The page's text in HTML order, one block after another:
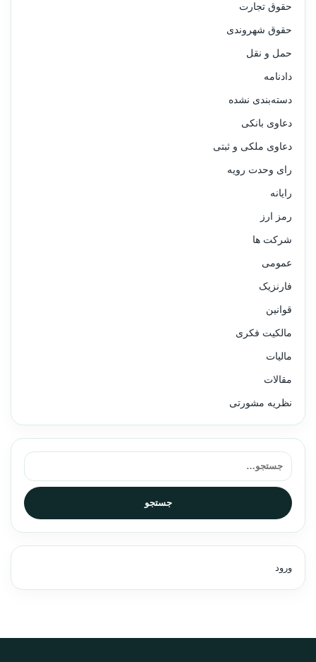
حقوق تجارت
حقوق شهروندی
حمل و نقل
دادنامه
دسته‌بندی نشده
دعاوی بانکی
دعاوی ملکی و ثبتی
رای وحدت رویه
رایانه
رمز ارز
شرکت ها
عمومی
فارنزیک
قوانین
مالکیت فکری
مالیات
مقالات
نظریه مشورتی
جستجو برای:
جستجو
ورود